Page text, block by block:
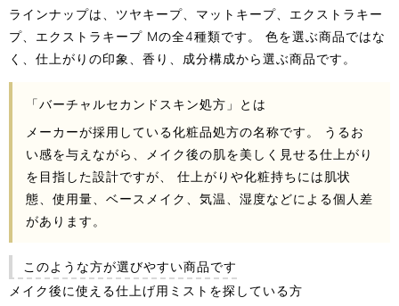
ラインナップは、ツヤキープ、マットキープ、エクストラキー
プ、エクストラキープ Mの全4種類です。 色を選ぶ商品ではな
く、仕上がりの印象、香り、成分構成から選ぶ商品です。
「バーチャルセカンドスキン処方」とは
メーカーが採用している化粧品処方の名称です。 うるお
い感を与えながら、メイク後の肌を美しく見せる仕上がり
を目指した設計ですが、 仕上がりや化粧持ちには肌状
態、使用量、ベースメイク、気温、湿度などによる個人差
があります。
このような方が選びやすい商品です
メイク後に使える仕上げ用ミストを探している方